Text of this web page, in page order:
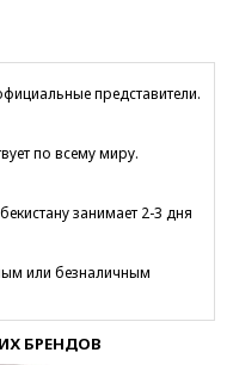
представители.
по всему миру.
занимает 2-3 дня
или безналичным
БРЕНДОВ